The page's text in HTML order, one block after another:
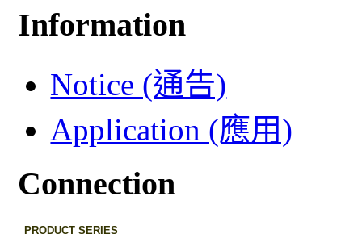
Information
Notice (通告)
Application (應用)
Connection